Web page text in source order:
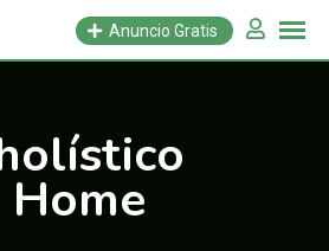
Anuncio Gratis